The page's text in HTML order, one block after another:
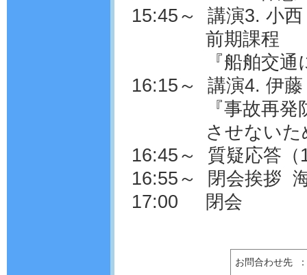
15:45～ 講演3. 小
前期課程
『船舶交
16:15～ 講演4. 伊
『事故再
させないた
16:45～ 質疑応答（
16:55～ 閉会挨拶
17:00 閉会
お問合わせ先